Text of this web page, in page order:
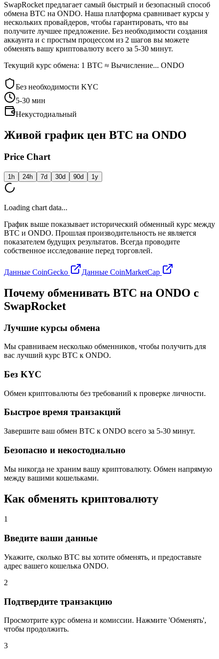
SwapRocket предлагает самый быстрый и безопасный способ
обмена BTC на ONDO. Наша платформа сравнивает курсы у
нескольких провайдеров, чтобы гарантировать, что вы
получите лучшее предложение. Без необходимости создания
аккаунта и с простым процессом из 2 шагов вы можете
обменять вашу криптовалюту всего за 5-30 минут.
Текущий курс обмена: 1 BTC ≈ Вычисление... ONDO
Без необходимости KYC
5-30 мин
Некустодиальный
Живой график цен BTC на ONDO
Price Chart
1h 24h 7d 30d 90d 1y
Loading chart data...
График выше показывает исторический обменный курс между
BTC и ONDO. Прошлая производительность не является
показателем будущих результатов. Всегда проводите
собственное исследование перед торговлей.
Данные CoinGecko Данные CoinMarketCap
Почему обменивать BTC на ONDO с
SwapRocket
Лучшие курсы обмена
Мы сравниваем несколько обменников, чтобы получить для
вас лучший курс BTC к ONDO.
Без KYC
Обмен криптовалюты без требований к проверке личности.
Быстрое время транзакций
Завершите ваш обмен BTC к ONDO всего за 5-30 минут.
Безопасно и некостодиально
Мы никогда не храним вашу криптовалюту. Обмен напрямую
между вашими кошельками.
Как обменять криптовалюту
1
Введите ваши данные
Укажите, сколько BTC вы хотите обменять, и предоставьте
адрес вашего кошелька ONDO.
2
Подтвердите транзакцию
Просмотрите курс обмена и комиссии. Нажмите 'Обменять',
чтобы продолжить.
3